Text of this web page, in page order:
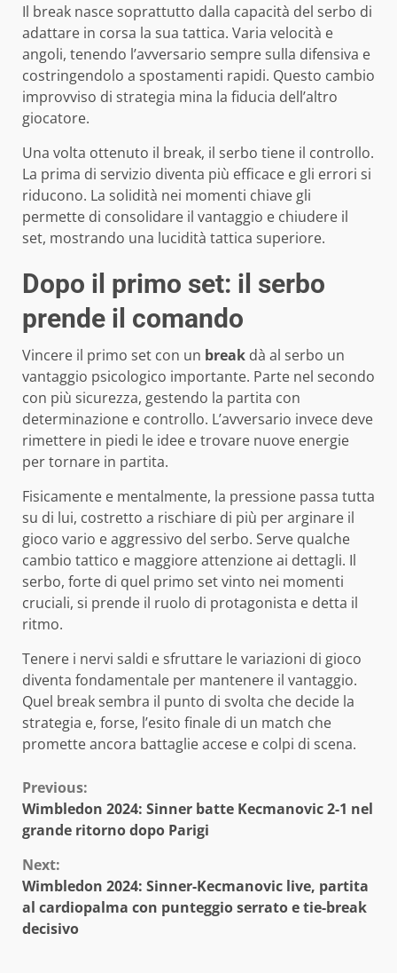
Il break nasce soprattutto dalla capacità del serbo di
adattare in corsa la sua tattica. Varia velocità e
angoli, tenendo l’avversario sempre sulla difensiva e
costringendolo a spostamenti rapidi. Questo cambio
improvviso di strategia mina la fiducia dell’altro
giocatore.
Una volta ottenuto il break, il serbo tiene il controllo.
La prima di servizio diventa più efficace e gli errori si
riducono. La solidità nei momenti chiave gli
permette di consolidare il vantaggio e chiudere il
set, mostrando una lucidità tattica superiore.
Dopo il primo set: il serbo
prende il comando
Vincere il primo set con un break dà al serbo un
vantaggio psicologico importante. Parte nel secondo
con più sicurezza, gestendo la partita con
determinazione e controllo. L’avversario invece deve
rimettere in piedi le idee e trovare nuove energie
per tornare in partita.
Fisicamente e mentalmente, la pressione passa tutta
su di lui, costretto a rischiare di più per arginare il
gioco vario e aggressivo del serbo. Serve qualche
cambio tattico e maggiore attenzione ai dettagli. Il
serbo, forte di quel primo set vinto nei momenti
cruciali, si prende il ruolo di protagonista e detta il
ritmo.
Tenere i nervi saldi e sfruttare le variazioni di gioco
diventa fondamentale per mantenere il vantaggio.
Quel break sembra il punto di svolta che decide la
strategia e, forse, l’esito finale di un match che
promette ancora battaglie accese e colpi di scena.
Continue
Reading
Previous:
Wimbledon 2024: Sinner batte Kecmanovic 2-1 nel
grande ritorno dopo Parigi
Next:
Wimbledon 2024: Sinner-Kecmanovic live, partita
al cardiopalma con punteggio serrato e tie-break
decisivo